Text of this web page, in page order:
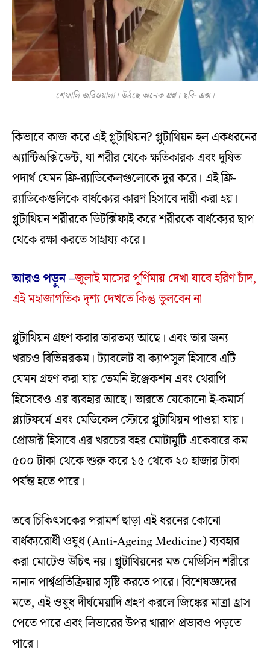
শেফালি জরিওয়ালা। উঠছে অনেক প্রশ্ন। ছবি- এক্স।
কিভাবে কাজ করে এই গ্লুটাথিয়ন? গ্লুটাথিয়ন হল একধরনের
অ্যান্টিঅক্সিডেন্ট, যা শরীর থেকে ক্ষতিকারক এবং দূষিত
পদার্থ যেমন ফ্রি-র‍্যাডিকেলগুলোকে দুর করে। এই ফ্রি-
র‍্যাডিকেগুলিকে বার্ধক্যের কারণ হিসাবে দায়ী করা হয়।
গ্লুটাথিয়ন শরীরকে ডিটক্সিফাই করে শরীরকে বার্ধক্যের ছাপ
থেকে রক্ষা করতে সাহায্য করে।
আরও পড়ুন –জুলাই মাসের পূর্ণিমায় দেখা যাবে হরিণ চাঁদ,
এই মহাজাগতিক দৃশ্য দেখতে কিন্তু ভুলবেন না
গ্লুটাথিয়ন গ্রহণ করার তারতম্য আছে। এবং তার জন্য
খরচও বিভিন্নরকম। ট্যাবলেট বা ক্যাপসুল হিসাবে এটি
যেমন গ্রহণ করা যায় তেমনি ইঞ্জেকশন এবং থেরাপি
হিসেবেও এর ব্যবহার আছে। ভারতে যেকোনো ই-কমার্স
প্ল্যাটফর্মে এবং মেডিকেল স্টোরে গ্লুটাথিয়ন পাওয়া যায়।
প্রোডাক্ট হিসাবে এর খরচের বহর মোটামুটি একেবারে কম
৫০০ টাকা থেকে শুরু করে ১৫ থেকে ২০ হাজার টাকা
পর্যন্ত হতে পারে।
তবে চিকিৎসকের পরামর্শ ছাড়া এই ধরনের কোনো
বার্ধক্যরোধী ওষুধ (Anti-Ageing Medicine) ব্যবহার
করা মোটেও উচিৎ নয়। গ্লুটাথিয়নের মত মেডিসিন শরীরে
নানান পার্শ্বপ্রতিক্রিয়ার সৃষ্টি করতে পারে। বিশেষজ্ঞদের
মতে, এই ওষুধ দীর্ঘমেয়াদি গ্রহণ করলে জিঙ্কের মাত্রা হ্রাস
পেতে পারে এবং লিভারের উপর খারাপ প্রভাবও পড়তে
পারে।